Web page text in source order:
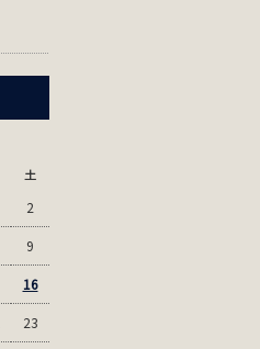
土
2
9
16
23